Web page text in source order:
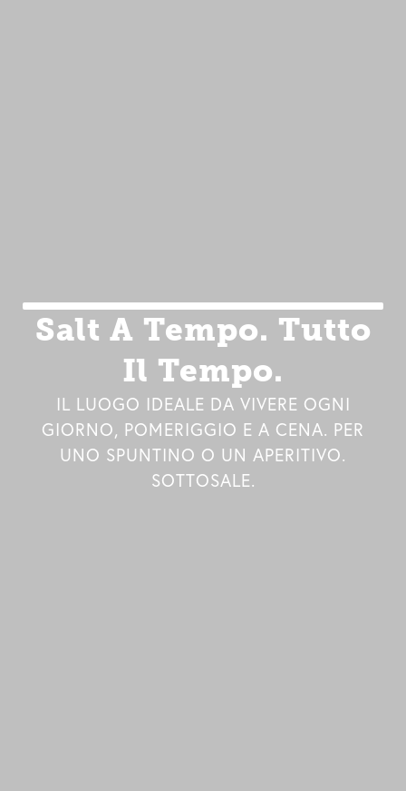
Salt A Tempo. Tutto
Il Tempo.
IL LUOGO IDEALE DA VIVERE OGNI
GIORNO, POMERIGGIO E A CENA. PER
UNO SPUNTINO O UN APERITIVO.
SOTTOSALE.